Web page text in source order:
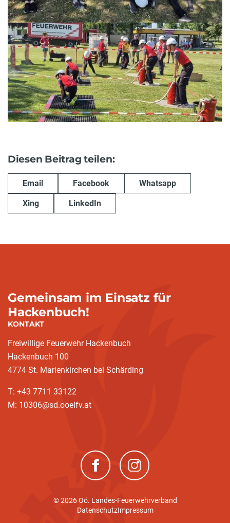
Diesen Beitrag teilen:
Email Facebook Whatsapp
Xing LinkedIn
Gemeinsam im Einsatz für
Hackenbuch!
KONTAKT
Freiwillige Feuerwehr Hackenbuch
Hackenbuch 100
4774 St. Marienkirchen bei Schärding
T: +43 7711 33122
M: 10306@sd.ooelfv.at
(neues Fenster)(neues Fenster)
© 2026 Oö. Landes-Feuerwehrverband
DatenschutzImpressum